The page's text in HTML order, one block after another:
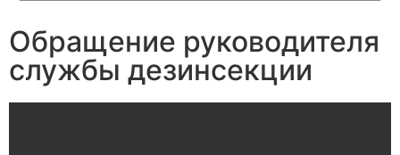
Обращение руководителя
службы дезинсекции